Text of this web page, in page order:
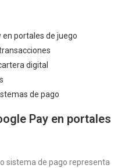
en portales de juego
digital
de pago
Pay en portales
sistema de pago representa